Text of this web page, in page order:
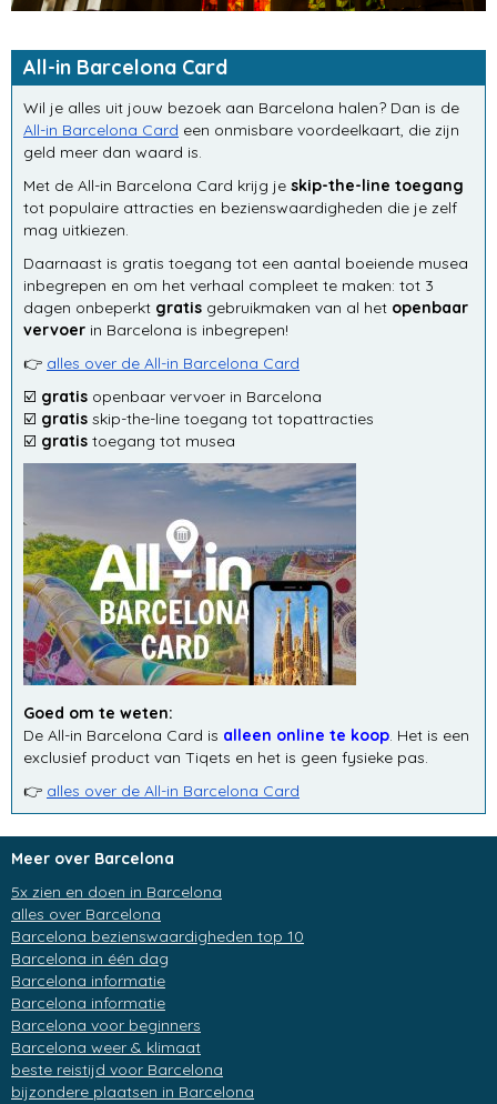
All-in Barcelona Card
Wil je alles uit jouw bezoek aan Barcelona halen? Dan is de
All-in Barcelona Card een onmisbare voordeelkaart, die zijn
geld meer dan waard is.
Met de All-in Barcelona Card krijg je skip-the-line toegang
tot populaire attracties en bezienswaardigheden die je zelf
mag uitkiezen.
Daarnaast is gratis toegang tot een aantal boeiende musea
inbegrepen en om het verhaal compleet te maken: tot 3
dagen onbeperkt gratis gebruikmaken van al het openbaar
vervoer in Barcelona is inbegrepen!
👉 alles over de All-in Barcelona Card
☑️ gratis openbaar vervoer in Barcelona
☑️ gratis skip-the-line toegang tot topattracties
☑️ gratis toegang tot musea
Goed om te weten:
De All-in Barcelona Card is alleen online te koop. Het is een
exclusief product van Tiqets en het is geen fysieke pas.
👉 alles over de All-in Barcelona Card
Meer over Barcelona
5x zien en doen in Barcelona
alles over Barcelona
Barcelona bezienswaardigheden top 10
Barcelona in één dag
Barcelona informatie
Barcelona informatie
Barcelona voor beginners
Barcelona weer & klimaat
beste reistijd voor Barcelona
bijzondere plaatsen in Barcelona